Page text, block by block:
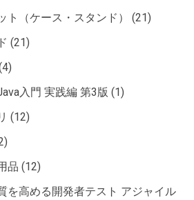
ト（ケース・スタンド）
(21)
(21)
入門 実践編 第3版 (1)
(12)
品 (12)
を高める開発者テスト アジャイル